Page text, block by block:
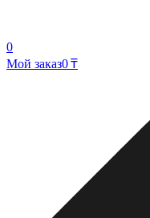
0
Мой заказ0 ₸